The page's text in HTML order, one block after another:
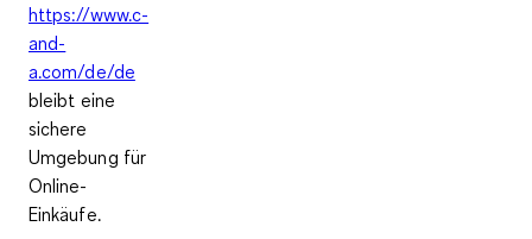
https://www.c-
and-
a.com/de/de
bleibt eine
sichere
Umgebung für
Online-
Einkäufe.